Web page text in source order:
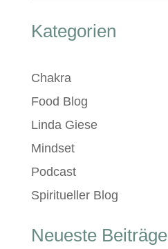
Kategorien
Chakra
Food Blog
Linda Giese
Mindset
Podcast
Spiritueller Blog
Neueste Beiträge